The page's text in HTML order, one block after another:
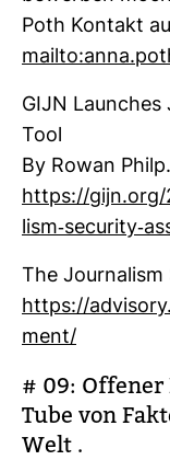
Poth Kon­takt
GIJN Laun­ches
Tool
By Rowan
https://gijn.org/
lism-​secu­rity-​
The Jour­na­lism
https://
ment/
# 09: Offener
Tube von
Welt .